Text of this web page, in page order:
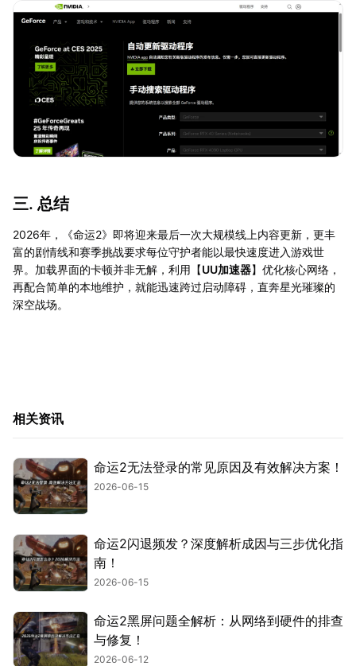
三. 总结
2026年，《命运2》即将迎来最后一次大规模线上内容更新，更丰
富的剧情线和赛季挑战要求每位守护者能以最快速度进入游戏世
界。加载界面的卡顿并非无解，利用【UU加速器】优化核心网络，
再配合简单的本地维护，就能迅速跨过启动障碍，直奔星光璀璨的
深空战场。
相关资讯
命运2无法登录的常见原因及有效解决方案！
2026-06-15
命运2闪退频发？深度解析成因与三步优化指
南！
2026-06-15
命运2黑屏问题全解析：从网络到硬件的排查
与修复！
2026-06-12